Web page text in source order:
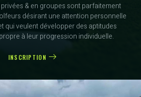
& en groupes sont parfaitement
désirant une attention personnelle
qui veulent développer des aptitudes
à leur progression individuelle.
INSCRIPTION